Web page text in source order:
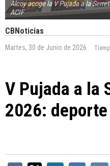
Alcoy acoge la V Pujada a la
ACIF
CBNoticias
Martes, 30 de Junio de 2026
V Pujada a la
2026: